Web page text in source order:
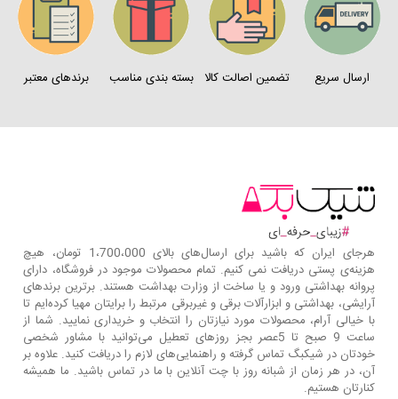
ارسال سریع تضمین اصالت کالا بسته بندی مناسب برندهای معتبر
هرجای ایران که باشید برای ارسال‌های بالای 1،700،000 تومان، هیچ
هزینه‌ی پستی دریافت نمی کنیم. تمام محصولات موجود در فروشگاه، دارای
پروانه بهداشتی ورود و یا ساخت از وزارت بهداشت هستند. برترین‌ برندهای
آرایشی، بهداشتی و ابزارآلات برقی و غیربرقی مرتبط را برایتان مهیا کرده‌ایم تا
با خیالی آرام، محصولات مورد نیازتان را انتخاب و خریداری نمایید. شما از
ساعت 9 صبح تا 5عصر بجز روزهای تعطیل می‌توانید با مشاور شخصی
خودتان در شیکبگ تماس گرفته و راهنمایی‌های لازم را دریافت کنید. علاوه بر
آن، در هر زمان از شبانه روز با چت آنلاین با ما در تماس باشید. ما همیشه
کنارتان هستیم.